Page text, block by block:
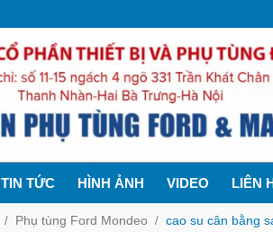
TIN TỨC HÌNH ẢNH VIDEO LIÊN
Phụ tùng Ford Mondeo cao su cân bằng